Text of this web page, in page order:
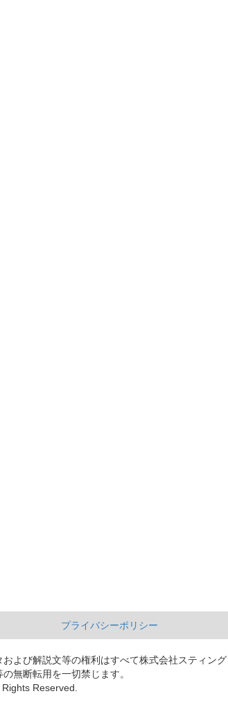
プライバシーポリシー
よび解説文等の権利はすべて株式会社スティング
無断転用を一切禁じます。
Reserved.